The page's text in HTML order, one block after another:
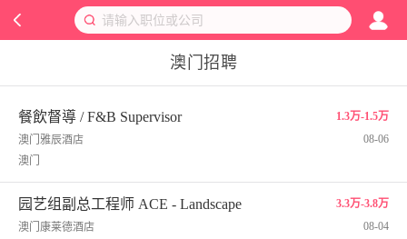
澳门招聘
餐飲督導 / F&B Supervisor
1.3万-1.5万
澳门雅辰酒店
08-06
澳门
园艺组副总工程师 ACE - Landscape
3.3万-3.8万
澳门康莱德酒店
08-04